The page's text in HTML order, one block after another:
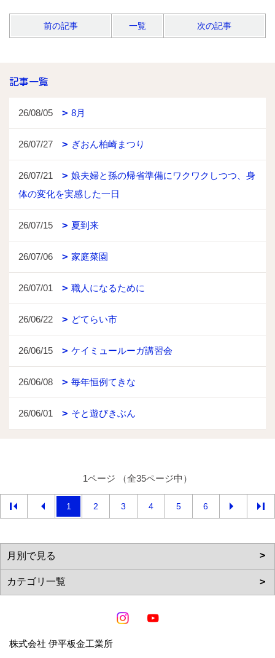
前の記事 一覧 次の記事
記事一覧
26/08/05 8月
26/07/27 ぎおん柏崎まつり
26/07/21
娘夫婦と孫の帰省準備にワクワクしつつ、身
体の変化を実感した一日
26/07/15 夏到来
26/07/06 家庭菜園
26/07/01 職人になるために
26/06/22 どてらい市
26/06/15 ケイミュールーガ講習会
26/06/08 毎年恒例てきな
26/06/01 そと遊びきぶん
1ページ （全35ページ中）
1 2 3 4 5 6
株式会社 伊平板金工業所